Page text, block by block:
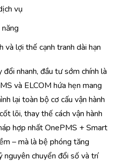
vụ
và lợi thế cạnh tranh dài hạn
nhanh, đầu tư sớm chính là
và ELCOM hứa hẹn mang
lại toàn bộ cơ cấu vận hành
lõi, thay thế cách vận hành
hợp nhất OnePMS + Smart
– mà là bệ phóng tăng
nguyên chuyển đổi số và trí